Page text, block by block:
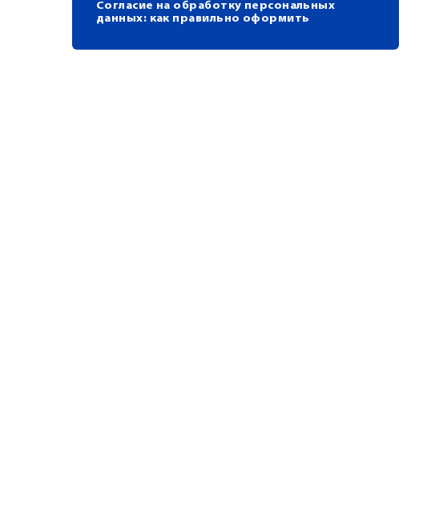
Согласие на обработку персональных
данных: как правильно оформить